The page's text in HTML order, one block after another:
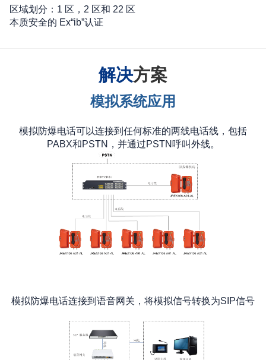
区域划分：1 区，2 区和 22 区
本质安全的 Ex“ib”认证
解决方案
模拟系统应用
模拟防爆电话可以连接到任何标准的两线电话线，包括
PABX和PSTN，并通过PSTN呼叫外线。
模拟防爆电话连接到语音网关，将模拟信号转换为SIP信号